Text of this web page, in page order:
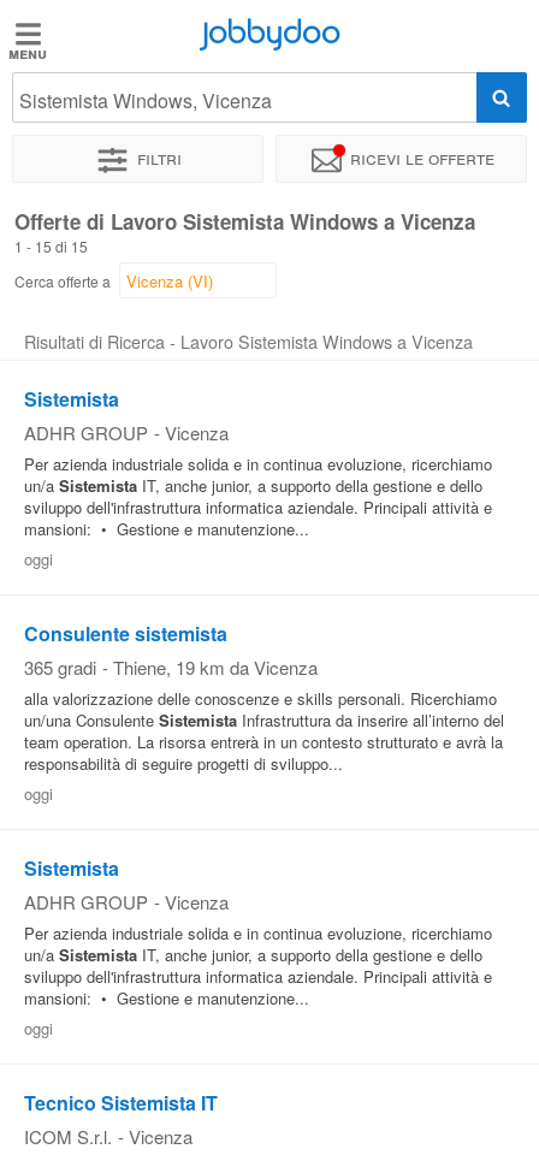
Jobbydoo
Offerte
Stipendi
Elenco
Blog
Pubblica
Area
Aziende
Jobbydoo
Sistemista Windows, Vicenza
Filtri Ricevi le offerte
Offerte di Lavoro Sistemista Windows a Vicenza
1 - 15 di 15
Cerca offerte a
Risultati di Ricerca - Lavoro Sistemista Windows a Vicenza
Sistemista
ADHR GROUP - Vicenza
Per azienda industriale solida e in continua evoluzione, ricerchiamo
un/a Sistemista IT, anche junior, a supporto della gestione e dello
sviluppo dell'infrastruttura informatica aziendale. Principali attività e
mansioni: • Gestione e manutenzione...
oggi
Consulente sistemista
365 gradi - Thiene, 19 km da Vicenza
alla valorizzazione delle conoscenze e skills personali. Ricerchiamo
un/una Consulente Sistemista Infrastruttura da inserire all’interno del
team operation. La risorsa entrerà in un contesto strutturato e avrà la
responsabilità di seguire progetti di sviluppo...
oggi
Sistemista
ADHR GROUP - Vicenza
Per azienda industriale solida e in continua evoluzione, ricerchiamo
un/a Sistemista IT, anche junior, a supporto della gestione e dello
sviluppo dell'infrastruttura informatica aziendale. Principali attività e
mansioni: • Gestione e manutenzione...
oggi
Tecnico Sistemista IT
ICOM S.r.l. - Vicenza